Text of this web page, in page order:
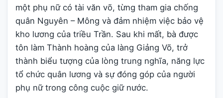
một phụ nữ có tài văn võ, từng tham gia chống
quân Nguyên – Mông và đảm nhiệm việc bảo vệ
kho lương của triều Trần. Sau khi mất, bà được
tôn làm Thành hoàng của làng Giảng Võ, trở
thành biểu tượng của lòng trung nghĩa, năng lực
tổ chức quân lương và sự đóng góp của người
phụ nữ trong công cuộc giữ nước.